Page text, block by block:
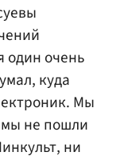
один очень
куда
Мы
не пошли
ни